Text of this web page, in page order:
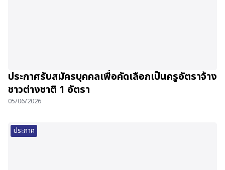
ประกาศรับสมัครบุคคลเพื่อคัดเลือกเป็นครูอัตราจ้าง
ชาวต่างชาติ 1 อัตรา
05/06/2026
ประกาศ